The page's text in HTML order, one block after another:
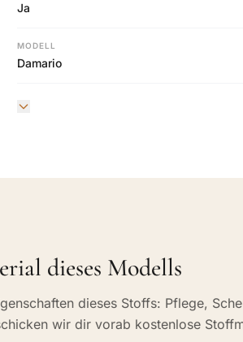
Ja
MODELL
Damario
dieses Modells
dieses Stoffs: Pflege,
wir dir vorab kostenlose